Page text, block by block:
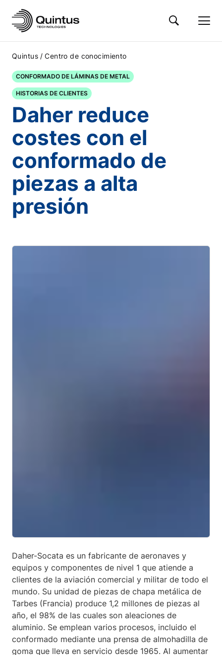
Quintus / Centro de conocimiento
CONFORMADO DE LÁMINAS DE METAL
HISTORIAS DE CLIENTES
Daher reduce
costes con el
conformado de
piezas a alta
presión
Daher-Socata es un fabricante de aeronaves y
equipos y componentes de nivel 1 que atiende a
clientes de la aviación comercial y militar de todo el
mundo. Su unidad de piezas de chapa metálica de
Tarbes (Francia) produce 1,2 millones de piezas al
año, el 98% de las cuales son aleaciones de
aluminio. Se emplean varios procesos, incluido el
conformado mediante una prensa de almohadilla de
goma que lleva en servicio desde 1965. Al aumentar